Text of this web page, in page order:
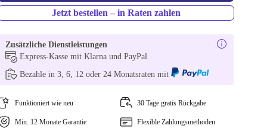
Jetzt bestellen – in Raten zahlen
Zusätzliche Dienstleistungen
Express-Kasse mit Klarna und PayPal
Bezahle in 3, 6, 12 oder 24 Monatsraten mit
Funktioniert wie neu 30 Tage gratis Rückgabe
Min. 12 Monate Garantie Flexible Zahlungsmethoden